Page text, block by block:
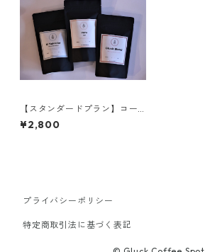
【スタンダードプラン】コー
ヒー豆100g×3種set (300
g)
¥2,800
プライバシーポリシー
特定商取引法に基づく表記